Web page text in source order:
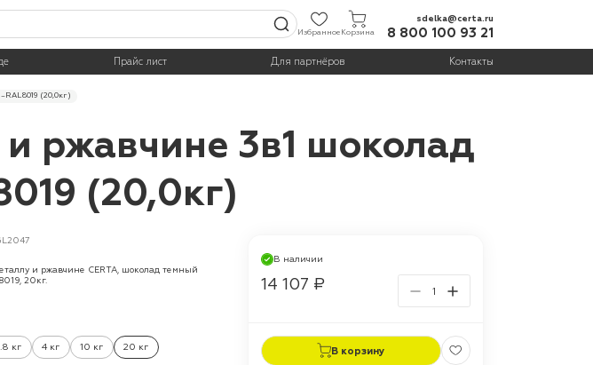
ИзбранноеКорзина
sdelka@certa.ru
8 800 100 93 21
Прайс лист Для партнёров Контакты
8019 (20,0кг)
и ржавчине 3в1 шоколад
(20,0кг)
и ржавчине CERTA, шоколад темный
20кг.
кг 4 кг 10 кг 20 кг
В наличии
14 107 ₽
В корзину